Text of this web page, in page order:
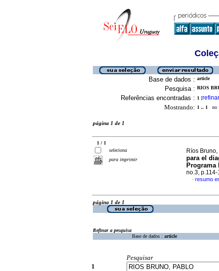
Base de dados : article
Pesquisa : RIOS
Referências encontradas : 1 [refinar
Mostrando: 1 .. 1 no
página 1 de 1
1 / 1
seleciona
para imprimir
Ríos
para el
Programa
no.3,
· resumo
página 1 de 1
Refinar a pesquisa
Base de dados : article
Pesquisar
1